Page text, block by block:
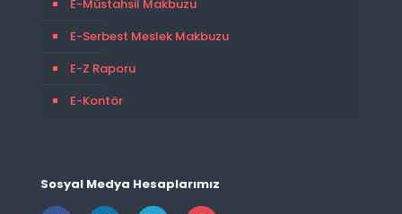
E-Müstahsil Makbuzu
E-Serbest Meslek Makbuzu
E-Z Raporu
E-Kontör
Sosyal Medya Hesaplarımız